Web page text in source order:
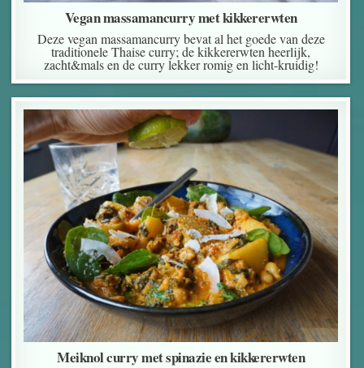
Vegan massamancurry met kikkererwten
Deze vegan massamancurry bevat al het goede van deze
traditionele Thaise curry; de kikkererwten heerlijk,
zacht&mals en de curry lekker romig en licht-kruidig!
Meiknol curry met spinazie en kikkererwten